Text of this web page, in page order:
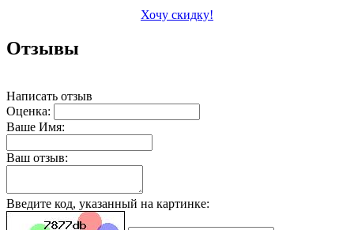
Хочу скидку!
Отзывы
Написать отзыв
Оценка:
Ваше Имя:
Ваш отзыв:
Введите код, указанный на картинке: